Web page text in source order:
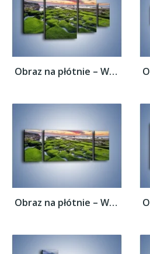
Obraz na płótnie – Woda w nierównym...
Obraz na płótnie – Woda w nierównym...